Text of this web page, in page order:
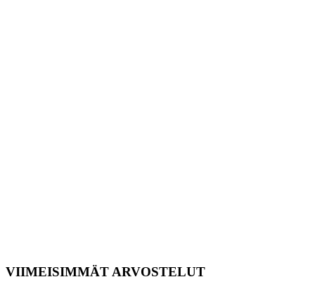
VIIMEISIMMÄT ARVOSTELUT